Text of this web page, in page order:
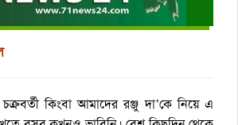
কিংবা আমাদের রঞ্জু দা’কে নিয়ে এ